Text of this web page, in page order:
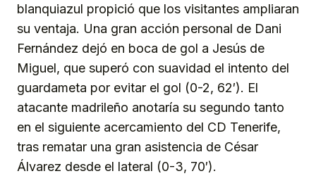
blanquiazul propició que los visitantes ampliaran
su ventaja. Una gran acción personal de Dani
Fernández dejó en boca de gol a Jesús de
Miguel, que superó con suavidad el intento del
guardameta por evitar el gol (0-2, 62′). El
atacante madrileño anotaría su segundo tanto
en el siguiente acercamiento del CD Tenerife,
tras rematar una gran asistencia de César
Álvarez desde el lateral (0-3, 70′).